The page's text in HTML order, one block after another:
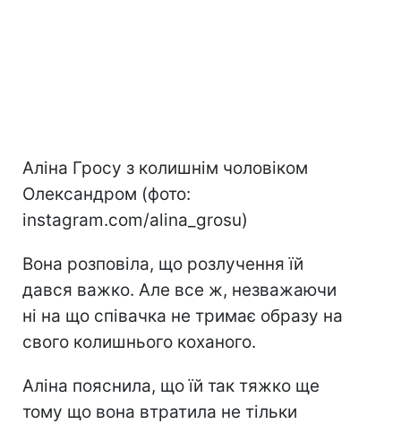
Аліна Гросу з колишнім чоловіком
Олександром (фото:
instagram.com/alina_grosu)
Вона розповіла, що розлучення їй
дався важко. Але все ж, незважаючи
ні на що співачка не тримає образу на
свого колишнього коханого.
Аліна пояснила, що їй так тяжко ще
тому що вона втратила не тільки